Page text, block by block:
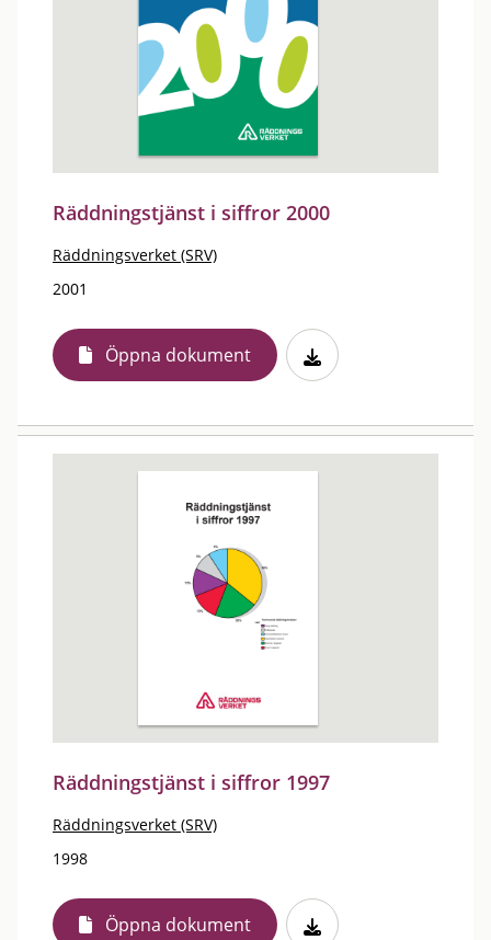
Räddningstjänst i siffror 2000
Räddningsverket (SRV)
2001
Öppna dokument
Räddningstjänst i siffror 1997
Räddningsverket (SRV)
1998
Öppna dokument